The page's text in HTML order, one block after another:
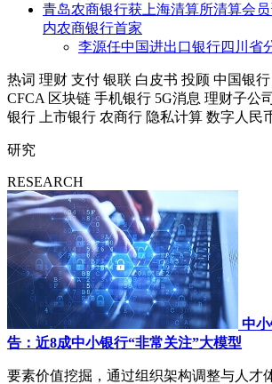
青岛农商银行获上海清算所清算会
内农商银行首家
李源任中国进出口银行四川省
热词 理财 支付 银联 白皮书 投顾 中国银行
CFCA 区块链 手机银行 5G消息 理财子公司
银行
上市银行 农商行 隐私计算 数字人民
研究
RESEARCH
中
告：近8成中小银行“非常关注”大模型
要素价值挖掘，通过组织架构调整与人才